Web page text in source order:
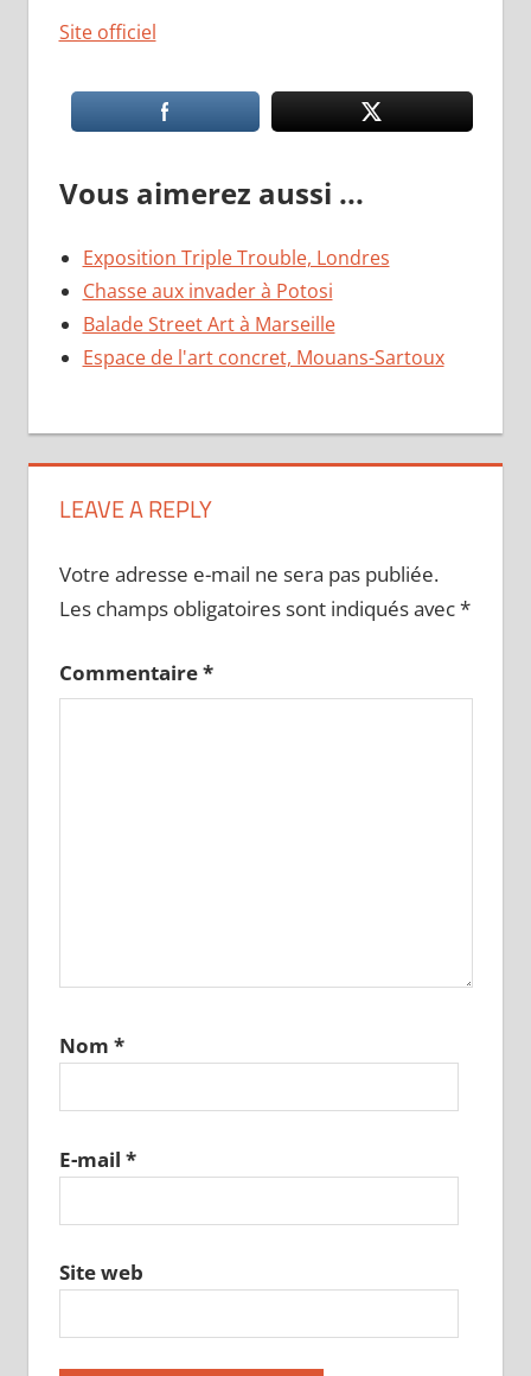
Site officiel
Vous aimerez aussi ...
Exposition Triple Trouble, Londres
Chasse aux invader à Potosi
Balade Street Art à Marseille
Espace de l'art concret, Mouans-Sartoux
LEAVE A REPLY
Votre adresse e-mail ne sera pas publiée.
Les champs obligatoires sont indiqués avec*
Commentaire*
Nom *
E-mail *
Site web